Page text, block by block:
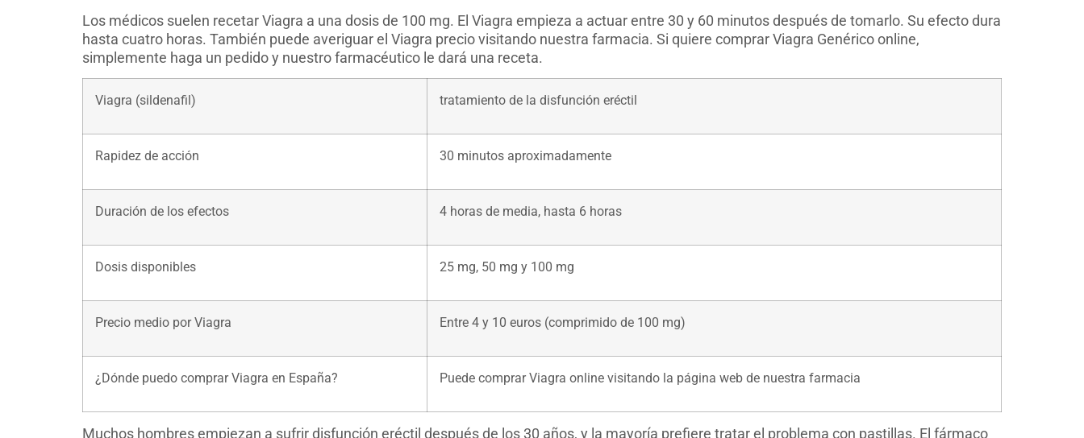
Los médicos suelen recetar Viagra a una dosis de 100 mg. El Viagra empieza a actuar entre 30 y 60 minutos después de tomarlo. Su efecto dura
hasta cuatro horas. También puede averiguar el Viagra precio visitando nuestra farmacia. Si quiere comprar Viagra Genérico online,
simplemente haga un pedido y nuestro farmacéutico le dará una receta.
Viagra (sildenafil) tratamiento de la disfunción eréctil
Rapidez de acción 30 minutos aproximadamente
Duración de los efectos 4 horas de media, hasta 6 horas
Dosis disponibles 25 mg, 50 mg y 100 mg
Precio medio por Viagra Entre 4 y 10 euros (comprimido de 100 mg)
¿Dónde puedo comprar Viagra en España? Puede comprar Viagra online visitando la página web de nuestra farmacia
Muchos hombres empiezan a sufrir disfunción eréctil después de los 30 años, y la mayoría prefiere tratar el problema con pastillas. El fármaco